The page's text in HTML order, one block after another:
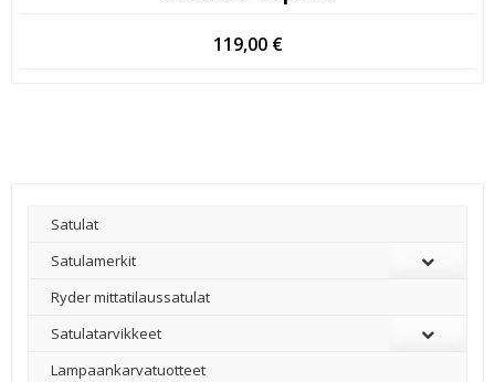
119,00 €
Satulat
Satulamerkit
Ryder mittatilaussatulat
Satulatarvikkeet
–
Lampaankarvatuotteet